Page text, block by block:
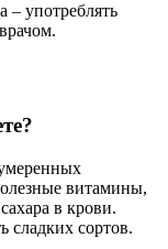
– употреблять
витамины,
в крови.
сладких сортов.